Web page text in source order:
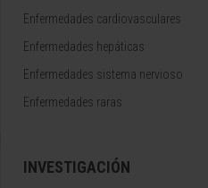
Enfermedades cardiovasculares
Enfermedades hepáticas
Enfermedades sistema nervioso
Enfermedades raras
INVESTIGACIÓN